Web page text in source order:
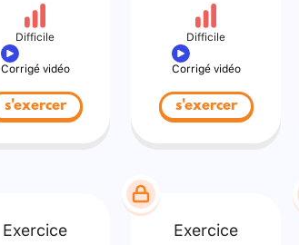
Difficile
Corrigé vidéo
s'exercer
Difficile
Corrigé vidéo
s'exercer
Exercice Exercice